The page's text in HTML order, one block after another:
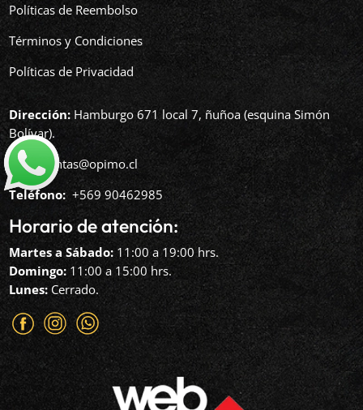
Políticas de Reembolso
Términos y Condiciones
Políticas de Privacidad
Dirección: Hamburgo 671 local 7, ñuñoa (esquina Simón
Bolívar).
Mail: ventas@opimo.cl
Teléfono: ‪+569 90462985‬
Horario de atención:
Martes a Sábado: 11:00 a 19:00 hrs.
Domingo: 11:00 a 15:00 hrs.
Lunes: Cerrado.